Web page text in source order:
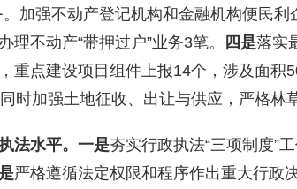
加强不动产登记机构和金融机构便民
不动产“带押过户”业务3笔。
四是落实
重点建设项目组件上报14个 ，涉及 面积
同时加强土地征收、 出让与供应 ， 严格林
法水平。 一是夯实行政执法“三项制度”工
严格遵循法定权限和程序作出重大行政